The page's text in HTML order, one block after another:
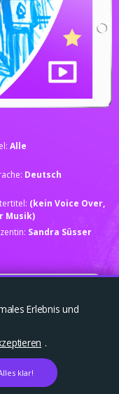
Alle
Deutsch
(kein Voice Over,
Musik)
Sandra Süsser
Videos
kreative
der ersten
Erlebnis und
.
klar!